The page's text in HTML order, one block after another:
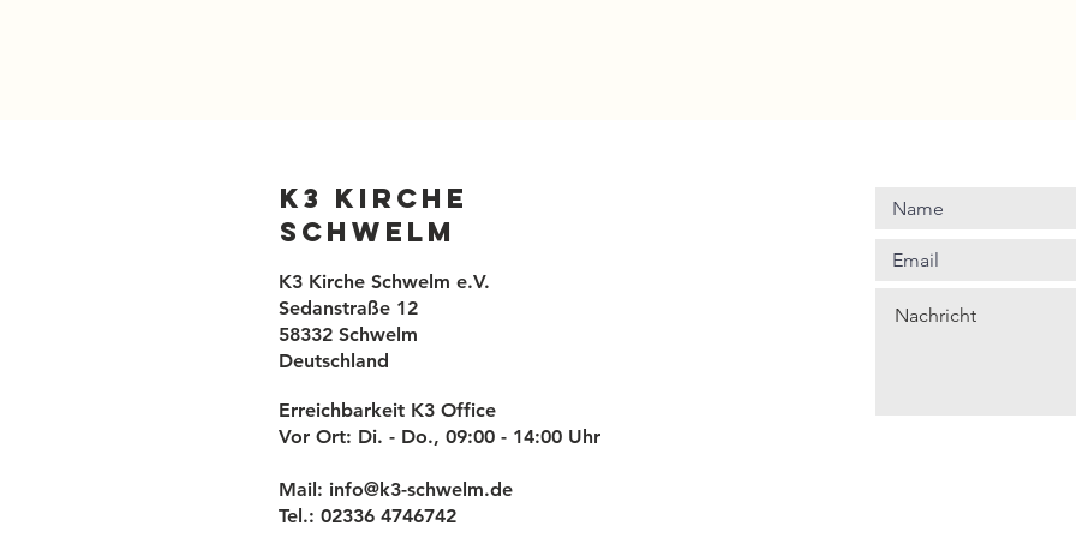
K3 Kirche
Schwelm
K3 Kirche Schwelm e.V.
Sedanstraße 12
58332 Schwelm
Deutschland
Erreichbarkeit K3 Office
Vor Ort: Di. - Do., 09:00 - 14:00 Uhr
Mail: info@k3-schwelm.de
Tel.: 02336 4746742